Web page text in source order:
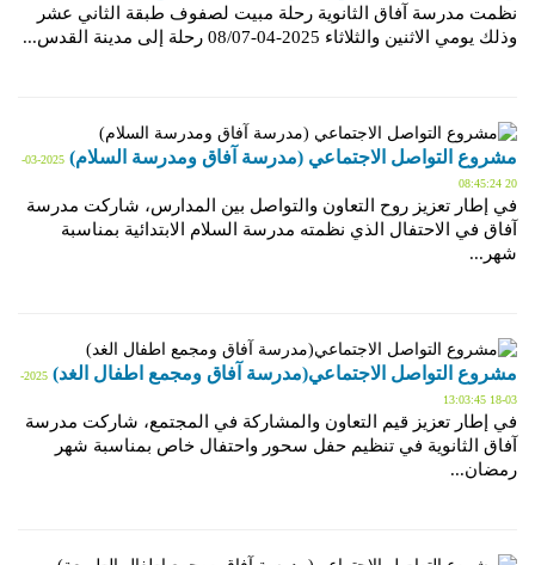
نظمت مدرسة آفاق الثانوية رحلة مبيت لصفوف طبقة الثاني عشر
وذلك يومي الاثنين والثلاثاء 2025-04-08/07 رحلة إلى مدينة القدس...
مشروع التواصل الاجتماعي (مدرسة آفاق ومدرسة السلام)
2025-03-
20 08:45:24
في إطار تعزيز روح التعاون والتواصل بين المدارس، شاركت مدرسة
آفاق في الاحتفال الذي نظمته مدرسة السلام الابتدائية بمناسبة
شهر...
مشروع التواصل الاجتماعي(مدرسة آفاق ومجمع اطفال الغد)
2025-
03-18 13:03:45
في إطار تعزيز قيم التعاون والمشاركة في المجتمع، شاركت مدرسة
آفاق الثانوية في تنظيم حفل سحور واحتفال خاص بمناسبة شهر
رمضان...